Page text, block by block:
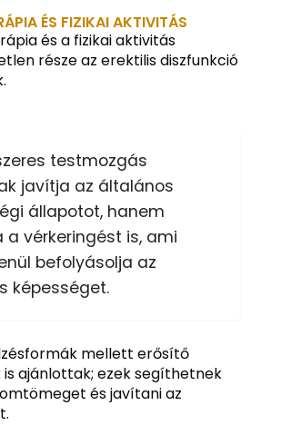
ÉS FIZIKAI AKTIVITÁS
és a fizikai aktivitás
része az erektilis diszfunkció
testmozgás
javítja az általános
állapotot, hanem
a vérkeringést is, ami
befolyásolja az
képességet.
mellett erősítő
ajánlottak; ezek segíthetnek
és javítani az